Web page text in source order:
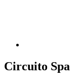
Circuito Spa